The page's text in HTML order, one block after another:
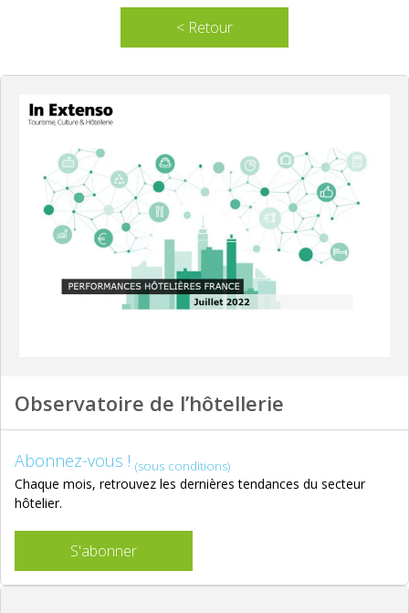
< Retour
Observatoire de l’hôtellerie
Abonnez-vous ! (sous conditions)
Chaque mois, retrouvez les dernières tendances du secteur
hôtelier.
S'abonner